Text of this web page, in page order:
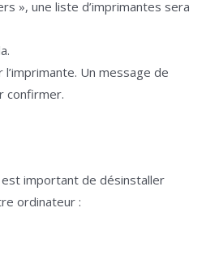
», une liste d’imprimantes sera
Un message de
confirmer.
est important de désinstaller
ordinateur :